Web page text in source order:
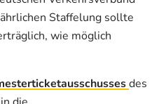
Staffelung sollte
wie möglich
des